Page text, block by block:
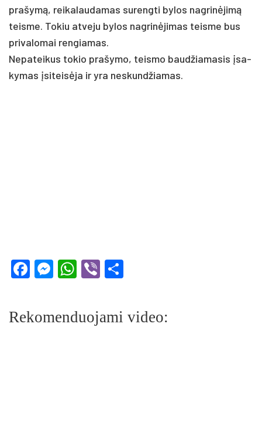
pra­šymą, rei­ka­lau­da­mas su­reng­ti by­los nag­rinė­jimą
teis­me. To­kiu at­ve­ju by­los nag­rinė­ji­mas teis­me bus
pri­va­lo­mai ren­gia­mas.
Ne­pa­tei­kus to­kio pra­šy­mo, teis­mo baud­žia­ma­sis įsa­
ky­mas įsi­teisė­ja ir yra ne­skund­žia­mas.
Facebook
Messenger
WhatsApp
Viber
Rekomenduojami video: